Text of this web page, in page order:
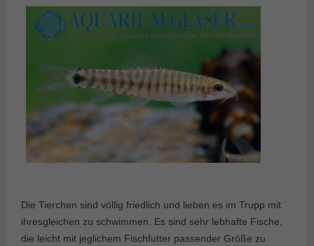
Die Tierchen sind völlig friedlich und lieben es im Trupp mit
ihresgleichen zu schwimmen. Es sind sehr lebhafte Fische,
die leicht mit jeglichem Fischfutter passender Größe zu